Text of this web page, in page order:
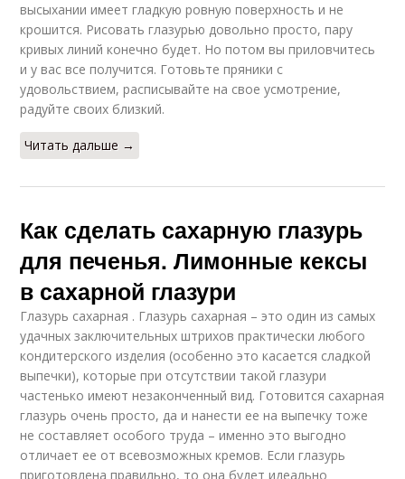
высыхании имеет гладкую ровную поверхность и не
крошится. Рисовать глазурью довольно просто, пару
кривых линий конечно будет. Но потом вы приловчитесь
и у вас все получится. Готовьте пряники с
удовольствием, расписывайте на свое усмотрение,
радуйте своих близкий.
Читать дальше →
Как сделать сахарную глазурь
для печенья. Лимонные кексы
в сахарной глазури
Глазурь сахарная . Глазурь сахарная – это один из самых
удачных заключительных штрихов практически любого
кондитерского изделия (особенно это касается сладкой
выпечки), которые при отсутствии такой глазури
частенько имеют незаконченный вид. Готовится сахарная
глазурь очень просто, да и нанести ее на выпечку тоже
не составляет особого труда – именно это выгодно
отличает ее от всевозможных кремов. Если глазурь
приготовлена правильно, то она будет идеально